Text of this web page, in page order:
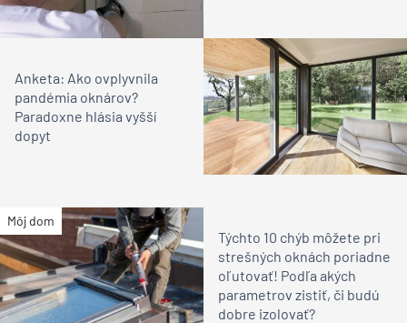
Anketa: Ako ovplyvnila
pandémia oknárov?
Paradoxne hlásia vyšší
dopyt
Môj dom
Týchto 10 chýb môžete pri
strešných oknách poriadne
oľutovať! Podľa akých
parametrov zistiť, či budú
dobre izolovať?